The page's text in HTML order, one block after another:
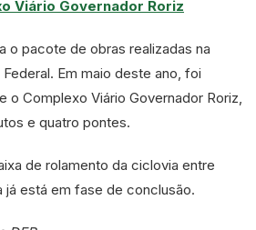
Viário Governador Roriz
o pacote de obras realizadas na
Em maio deste ano, foi
o Complexo Viário Governador Roriz,
e quatro pontes.
de rolamento da ciclovia entre
já está em fase de conclusão.